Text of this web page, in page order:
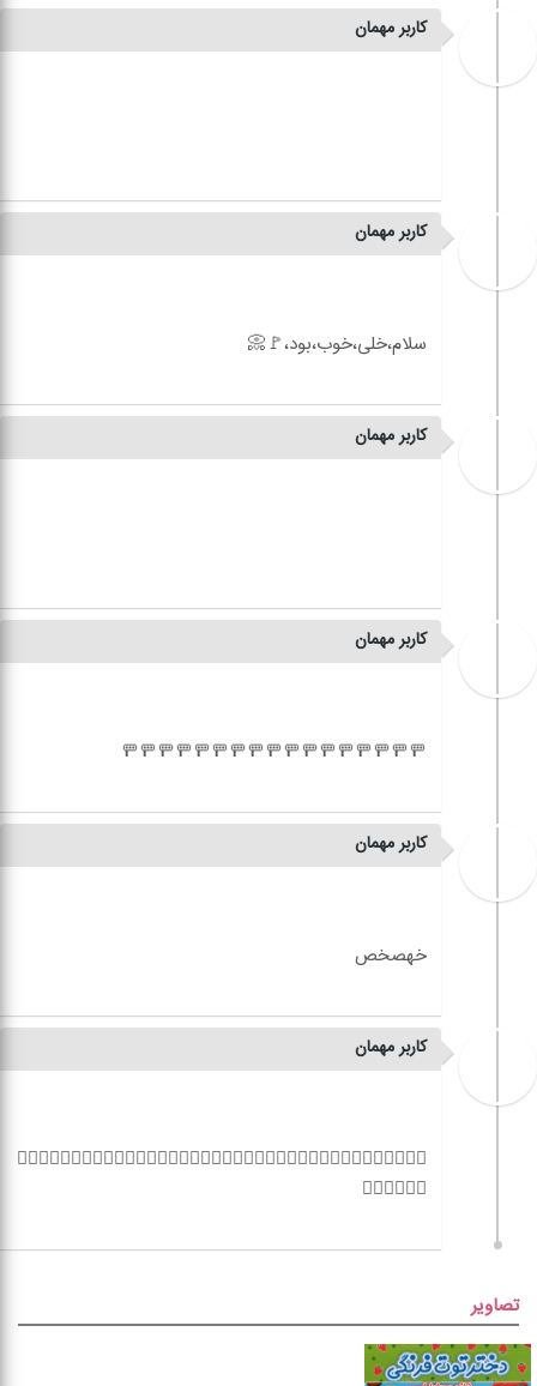
کاربر مهمان
کاربر مهمان
کاربر مهمان
کاربر مهمان
کاربر مهمان
کاربر مهمان
🏳️‍🌈🏳️‍🌈🏳️‍🌈🏳️‍🌈🏳️‍🌈🏳️‍🌈🏳️‍🌈🏳️‍🌈🏳️‍🌈🏳️‍🌈🏳️‍🌈🏳️‍🌈🏳️‍🌈🏳️‍🌈🏳️‍🌈🏳️‍🌈🏳️‍🌈🏳️‍🌈🏳️‍🌈
تصاویر